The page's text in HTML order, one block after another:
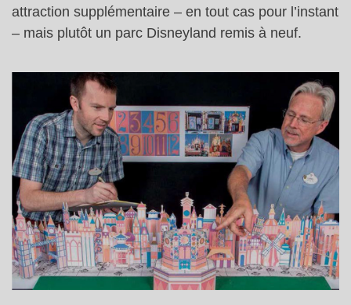
attraction supplémentaire – en tout cas pour l’instant
– mais plutôt un parc Disneyland remis à neuf.